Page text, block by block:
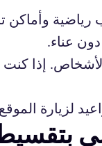
وأماكن
عناء.
إذا
لزيارة